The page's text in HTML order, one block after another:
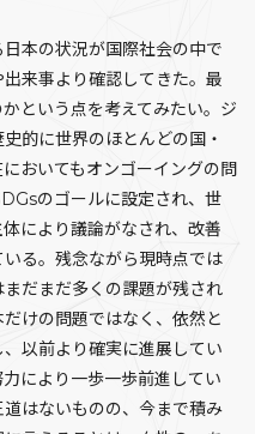
本の状況が国際社会の中で
来事より確認してきた。最
という点を考えてみたい。ジ
的に世界のほとんどの国・
おいてもオンゴーイングの問
のゴールに設定され、世
により議論がなされ、改善
る。残念ながら現時点では
だまだ多くの課題が残され
けの問題ではなく、依然と
以前より確実に進展してい
により一歩一歩前進してい
はないものの、今まで積み